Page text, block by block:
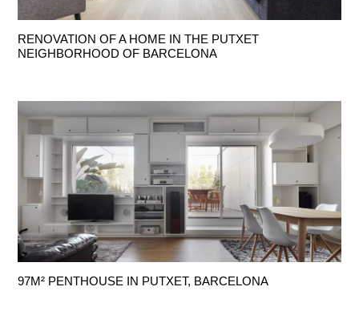
RENOVATION OF A HOME IN THE PUTXET
NEIGHBORHOOD OF BARCELONA
97M² PENTHOUSE IN PUTXET, BARCELONA